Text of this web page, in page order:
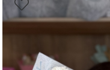
ОДНОГОЛОВАЯ 1ШТ,
ХРИЗАНТЕМА